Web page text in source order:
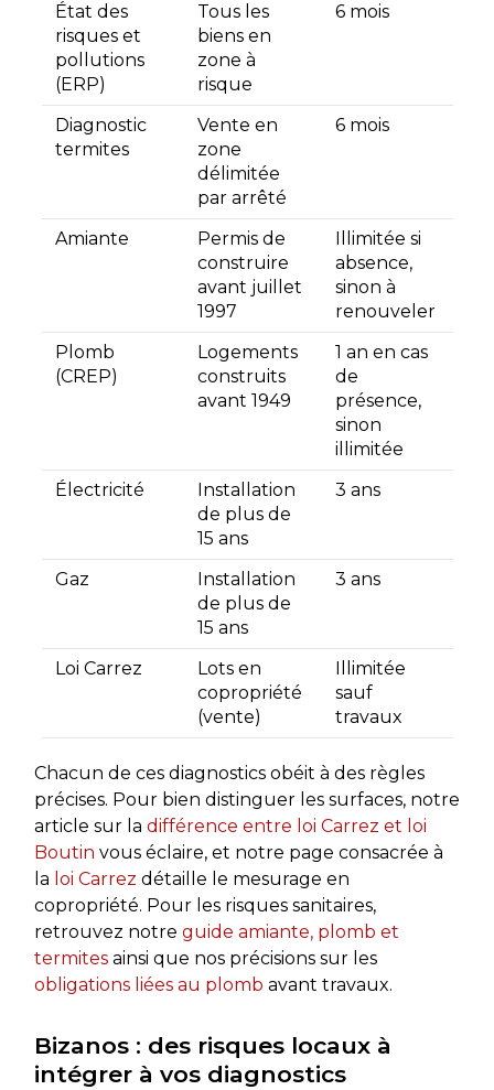
État des
risques et
pollutions
(ERP)
Tous les
biens en
zone à
risque
6 mois
Diagnostic
termites
Vente en
zone
délimitée
par arrêté
6 mois
Amiante
Permis de
construire
avant juillet
1997
Illimitée si
absence,
sinon à
renouveler
Plomb
(CREP)
Logements
construits
avant 1949
1 an en cas
de
présence,
sinon
illimitée
Électricité
Installation
de plus de
15 ans
3 ans
Gaz
Installation
de plus de
15 ans
3 ans
Loi Carrez
Lots en
copropriété
(vente)
Illimitée
sauf
travaux
Chacun de ces diagnostics obéit à des règles
précises. Pour bien distinguer les surfaces, notre
article sur la différence entre loi Carrez et loi
Boutin vous éclaire, et notre page consacrée à
la loi Carrez détaille le mesurage en
copropriété. Pour les risques sanitaires,
retrouvez notre guide amiante, plomb et
termitesainsi que nos précisions sur les
obligations liées au plomb avant travaux.
Bizanos : des risques locaux à
intégrer à vos diagnostics